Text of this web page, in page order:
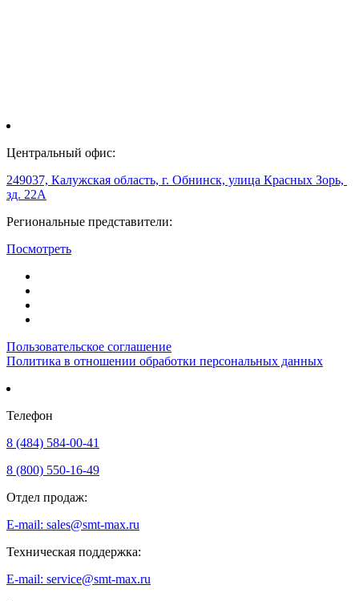
Центральный офис:
249037, Калужская область, г. Обнинск, улица Красных Зорь,
зд. 22А
Региональные представители:
Посмотреть
Пользовательское соглашение
Политика в отношении обработки персональных данных
Телефон
8 (484) 584-00-41
8 (800) 550-16-49
Отдел продаж:
E-mail: sales@smt-max.ru
Техническая поддержка:
E-mail: service@smt-max.ru